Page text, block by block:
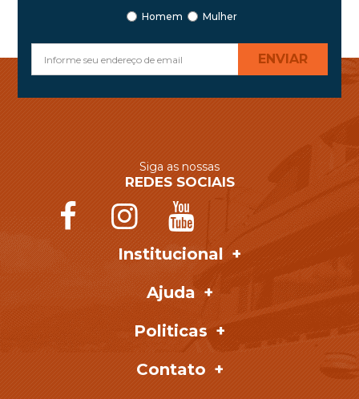
Homem Mulher
ENVIAR
Siga as nossas
REDES SOCIAIS
Institucional
Ajuda
Politicas
Contato